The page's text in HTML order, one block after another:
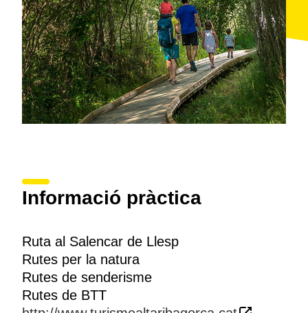
i de la fauna en general. En aquest territori hi
conviuen espècies pròpies dels hàbitats de ribera,
com ara ànecs, polles d'aigua o bernats pescaires.
També hi són freqüents les serps d'aigua, diferents
tipus d'amfibis i, fins i tot, alguna llúdriga.
Informació pràctica
Ruta al Salencar de Llesp
Rutes per la natura
Rutes de senderisme
Rutes de BTT